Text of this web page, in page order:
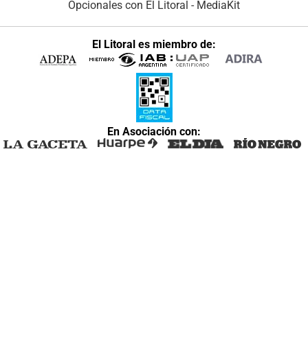
Opcionales con El Litoral - MediaKit
El Litoral es miembro de:
En Asociación con: